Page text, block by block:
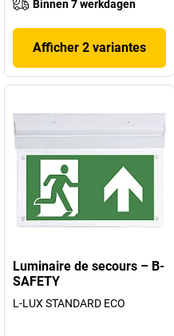
Binnen 7 werkdagen
Afficher 2 variantes
Luminaire de secours – B-
SAFETY
L-LUX STANDARD ECO